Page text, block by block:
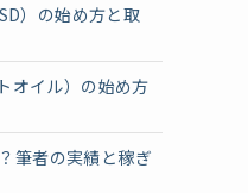
）の始め方と取
オイル）の始め方
筆者の実績と稼ぎ